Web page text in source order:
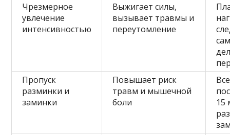
Чрезмерное
увлечение
интенсивностью
Выжигает силы,
вызывает травмы и
переутомление
Пропуск
разминки и
заминки
Повышает риск
травм и мышечной
боли
15